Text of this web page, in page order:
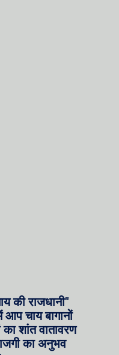
की राजधानी"
चाय बागानों
शांत वातावरण
का अनुभव